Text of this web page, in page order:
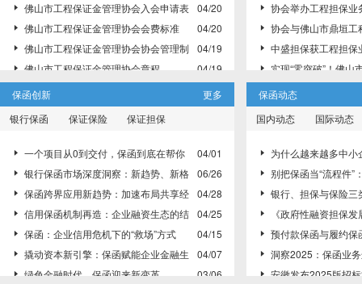
邀请函
04/20

佛山市工程保证金管理协会入会申请表
04/20

佛山市工程保证金管理协会会费标准
04/19

佛山市工程保证金管理协会协会管理制
度
04/19

佛山市工程保证金管理协会章程
04/19
佛山市工程保证金管理协会执行会长、
副会长名单
04/19
 佛山市工程保证金管理协会会员名单
 协会举办工程担保业

协会与佛山市鼎垣工
谈交流
 中盛担保获工程担保

实现“零突破”！佛山
量潜在缺陷保险落地
广东省住房和城乡建
省标准《广东省既有建
（征求意见稿）意见的
 协会参加佛山市新阶
堂 协会参加佛山市城
领域实名制管理工作推
更多
保函创新
银行保函
保证保险 保证担保
04/01

一个项目从0到交付，保函到底在帮你
做什么？
06/26

银行保函市场深度洞察：新趋势、新格
局与新动能
04/28

保函跨界应用新趋势：加速布局共享经
济与跨境电商领域
04/25

信用保函机制再造：企业融资生态的结
构性突破
04/15

保函：企业信用危机下的“救场”方式
04/07

撬动资本新引擎：保函赋能企业金融生
态
03/06

绿色金融时代，保函迎来新变革
保函动态
国内动态
国际动态

为什么越来越多中小
保函”？

别把保函当“流程件”
的三大风险控制点

银行、担保与保险三
制差异解析

《政府性融资担保
知

预付款保函与履约保
途、责任与适用场景全

洞察2025：保函业
化与国际化新阶段

安徽发布2025版招